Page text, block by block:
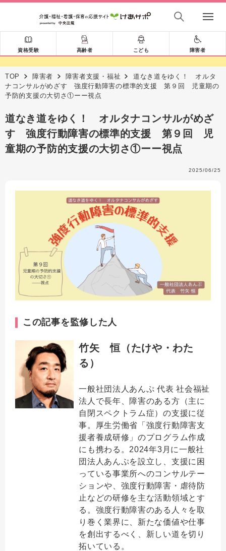
資格受験 高齢者 こども 障害者
TOP 障害者 障害者支援・福祉
道なき道をゆく！ オルタ
ナコンサルがめざす 強度行動障害の標準的支援 第９回 児童期の
予防的支援の大切さ①ーー視点
道なき道をゆく！ オルタナコンサルがめざ
す 強度行動障害の標準的支援 第９回 児
童期の予防的支援の大切さ①ーー視点
2025/06/25
この記事を監修した人
竹矢 恒（たけや・わた
る）
一般社団法人あんぷ 代表 社会福祉
法人で長年、障害のある方（主に
自閉スペクトラム症）の支援に従
事。厚生労働省「強度行動障害支
援者養成研修」のプログラム作成
にも携わる。2024年3月に一般社
団法人あんぷを設立し、支援に困
っている事業所へのコンサルテー
ションや、強度行動障害・虐待防
止などの研修を主な活動領域とす
る。強度行動障害のある人々を取
り巻く業界に、新たな価値や仕事
を創出するべく、新しい道を切り
拓いている。